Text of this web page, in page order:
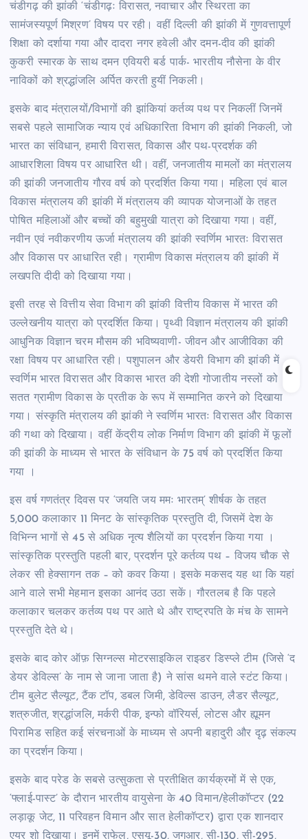
चंडीगढ़ की झांकी ‘चंडीगढ़ः विरासत, नवाचार और स्थिरता का
सामंजस्यपूर्ण मिश्रण’ विषय पर रही। वहीं दिल्ली की झांकी में गुणवत्तापूर्ण
शिक्षा को दर्शाया गया और दादरा नगर हवेली और दमन-दीव की झांकी
कुकरी स्मारक के साथ दमन एवियरी बर्ड पार्क- भारतीय नौसेना के वीर
नाविकों को श्रद्धांजलि अर्पित करती हुयीं निकली।
इसके बाद मंत्रालयों/विभागों की झांकियां कर्तव्य पथ पर निकलीं जिनमें
सबसे पहले सामाजिक न्याय एवं अधिकारिता विभाग की झांकी निकली, जो
भारत का संविधान, हमारी विरासत, विकास और पथ-प्रदर्शक की
आधारशिला विषय पर आधारित थी। वहीं, जनजातीय मामलों का मंत्रालय
की झांकी जनजातीय गौरव वर्ष को प्रदर्शित किया गया। महिला एवं बाल
विकास मंत्रालय की झांकी में मंत्रालय की व्यापक योजनाओं के तहत
पोषित महिलाओं और बच्चों की बहुमुखी यात्रा को दिखाया गया। वहीं,
नवीन एवं नवीकरणीय ऊर्जा मंत्रालय की झांकी स्वर्णिम भारतः विरासत
और विकास पर आधारित रही। ग्रामीण विकास मंत्रालय की झांकी में
लखपति दीदी को दिखाया गया।
इसी तरह से वित्तीय सेवा विभाग की झांकी वित्तीय विकास में भारत की
उल्लेखनीय यात्रा को प्रदर्शित किया। पृथ्वी विज्ञान मंत्रालय की झांकी
आधुनिक विज्ञान चरम मौसम की भविष्यवाणी- जीवन और आजीविका की
रक्षा विषय पर आधारित रही। पशुपालन और डेयरी विभाग की झांकी में
स्वर्णिम भारत विरासत और विकास भारत की देशी गोजातीय नस्लों को
सतत ग्रामीण विकास के प्रतीक के रूप में सम्मानित करने को दिखाया
गया। संस्कृति मंत्रालय की झांकी ने स्वर्णिम भारतः विरासत और विकास
की गथा को दिखाया। वहीं केंद्रीय लोक निर्माण विभाग की झांकी में फूलों
की झांकी के माध्यम से भारत के संविधान के 75 वर्ष को प्रदर्शित किया
गया ।
इस वर्ष गणतंत्र दिवस पर ‘जयति जय ममः भारतम्’ शीर्षक के तहत
5,000 कलाकार 11 मिनट के सांस्कृतिक प्रस्तुति दी, जिसमें देश के
विभिन्न भागों से 45 से अधिक नृत्य शैलियों का प्रदर्शन किया गया ।
सांस्कृतिक प्रस्तुति पहली बार, प्रदर्शन पूरे कर्तव्य पथ – विजय चौक से
लेकर सी हेक्सागन तक – को कवर किया। इसके मकसद यह था कि यहां
आने वाले सभी मेहमान इसका आनंद उठा सकें। गौरतलब है कि पहले
कलाकार चलकर कर्तव्य पथ पर आते थे और राष्ट्रपति के मंच के सामने
प्रस्तुति देते थे।
इसके बाद कोर ऑफ़ सिग्नल्स मोटरसाइकिल राइडर डिस्प्ले टीम (जिसे ‘द
डेयर डेविल्स’ के नाम से जाना जाता है) ने सांस थमने वाले स्टंट किया।
टीम बुलेट सैल्यूट, टैंक टॉप, डबल जिमी, डेविल्स डाउन, लैडर सैल्यूट,
शत्रुजीत, श्रद्धांजलि, मर्करी पीक, इन्फो वॉरियर्स, लोटस और ह्यूमन
पिरामिड सहित कई संरचनाओं के माध्यम से अपनी बहादुरी और दृढ़ संकल्प
का प्रदर्शन किया।
इसके बाद परेड के सबसे उत्सुकता से प्रतीक्षित कार्यक्रमों में से एक,
‘फ्लाई-पास्ट’ के दौरान भारतीय वायुसेना के 40 विमान/हेलीकॉप्टर (22
लड़ाकू जेट, 11 परिवहन विमान और सात हेलीकॉप्टर) द्वारा एक शानदार
एयर शो दिखाया। इनमें राफेल, एसयू-30, जगुआर, सी-130, सी-295,